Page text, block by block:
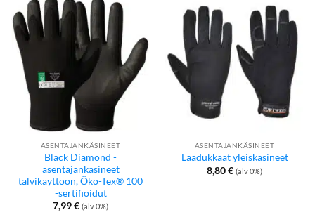
ASENTAJANKÄSINEET
Black Diamond -
asentajankäsineet
talvikäyttöön, Öko-Tex® 100
-sertifioidut
7,99€ (alv 0%)
ASENTAJANKÄSINEET
Laadukkaat yleiskäsineet
8,80€ (alv 0%)